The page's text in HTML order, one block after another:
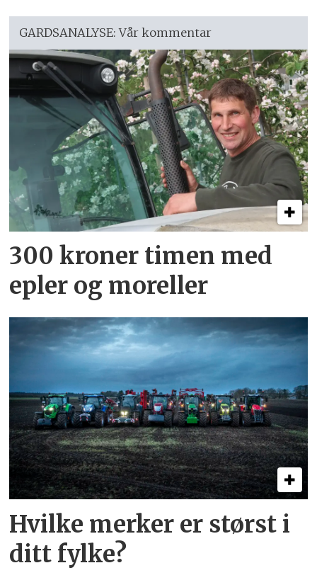
GARDSANALYSE: Vår kommentar
300 kroner timen med
epler og moreller
Hvilke merker er størst i
ditt fylke?